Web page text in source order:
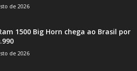
de 2026
1500 Big Horn chega ao Brasil por
de 2026